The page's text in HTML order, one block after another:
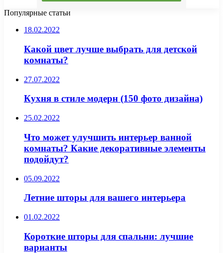
Популярные статьи
18.02.2022
Какой цвет лучше выбрать для детской
комнаты?
27.07.2022
Кухня в стиле модерн (150 фото дизайна)
25.02.2022
Что может улучшить интерьер ванной
комнаты? Какие декоративные элементы
подойдут?
05.09.2022
Летние шторы для вашего интерьера
01.02.2022
Короткие шторы для спальни: лучшие
варианты